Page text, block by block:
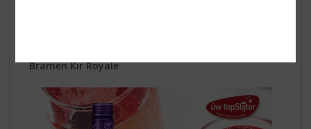
Bramen Kir Royale